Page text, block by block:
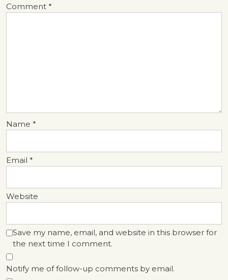
Comment *
Name *
Email *
Website
Save my name, email, and website in this browser for
the next time I comment.
Notify me of follow-up comments by email.